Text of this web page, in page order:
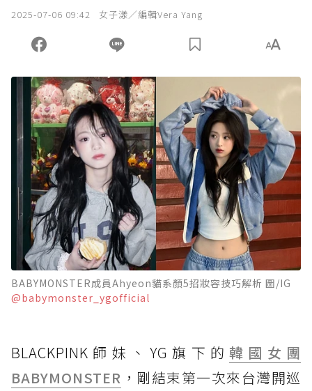
2025-07-06 09:42 女子漾／編輯Vera Yang
BABYMONSTER成員Ahyeon貓系顏5招妝容技巧解析 圖/IG
@babymonster_ygofficial
BLACKPINK師妹、YG旗下的韓國女團
BABYMONSTER ，剛結束第一次來台灣開巡